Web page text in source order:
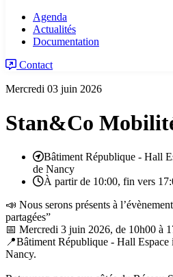
Agenda
Actualités
Documentation
Contact
Mercredi 03 juin 2026
Stan&Co
Bâtiment République - Hall
de Nancy
À partir de 10:00, fin vers
📣 Nous serons présents à
partagées”
📅 Mercredi 3 juin 2026, de 10h00 à
📍Bâtiment République - Hall
Nancy.